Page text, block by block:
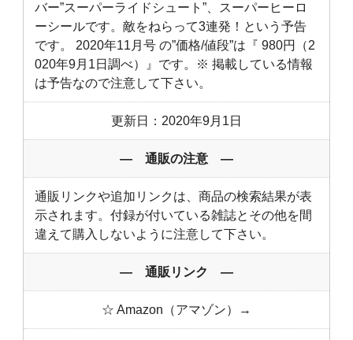
バー”スーパーライドシュート”、スーパーヒーロ
ーシールです。敵をねらって3連発！という予告
です。 2020年11月号 の”価格/値段”は『 980円（2
020年9月1日調べ）』です。※ 掲載している情報
は予告なので注意して下さい。
更新日：2020年9月1日
― 通販の注意 ―
通販リンクや追加リンクは、商品の検索結果が表
示されます。付録が付いている雑誌とその他を間
違えて購入しないように注意して下さい。
― 通販リンク ―
☆ Amazon（アマゾン）→